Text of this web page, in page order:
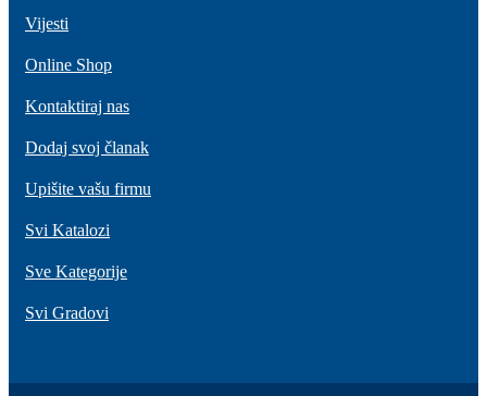
Vijesti
Online Shop
Kontaktiraj nas
Dodaj svoj članak
Upišite vašu firmu
Svi Katalozi
Sve Kategorije
Svi Gradovi